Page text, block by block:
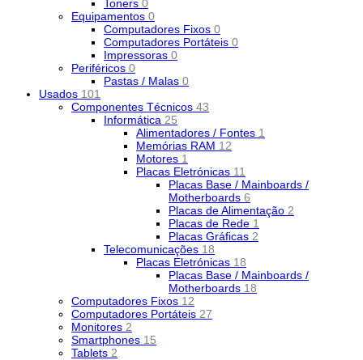
Toners 0
Equipamentos 0
Computadores Fixos 0
Computadores Portáteis 0
Impressoras 0
Periféricos 0
Pastas / Malas 0
Usados 101
Componentes Técnicos 43
Informática 25
Alimentadores / Fontes 1
Memórias RAM 12
Motores 1
Placas Eletrónicas 11
Placas Base / Mainboards /
Motherboards 6
Placas de Alimentação 2
Placas de Rede 1
Placas Gráficas 2
Telecomunicações 18
Placas Eletrónicas 18
Placas Base / Mainboards /
Motherboards 18
Computadores Fixos 12
Computadores Portáteis 27
Monitores 2
Smartphones 15
Tablets 2